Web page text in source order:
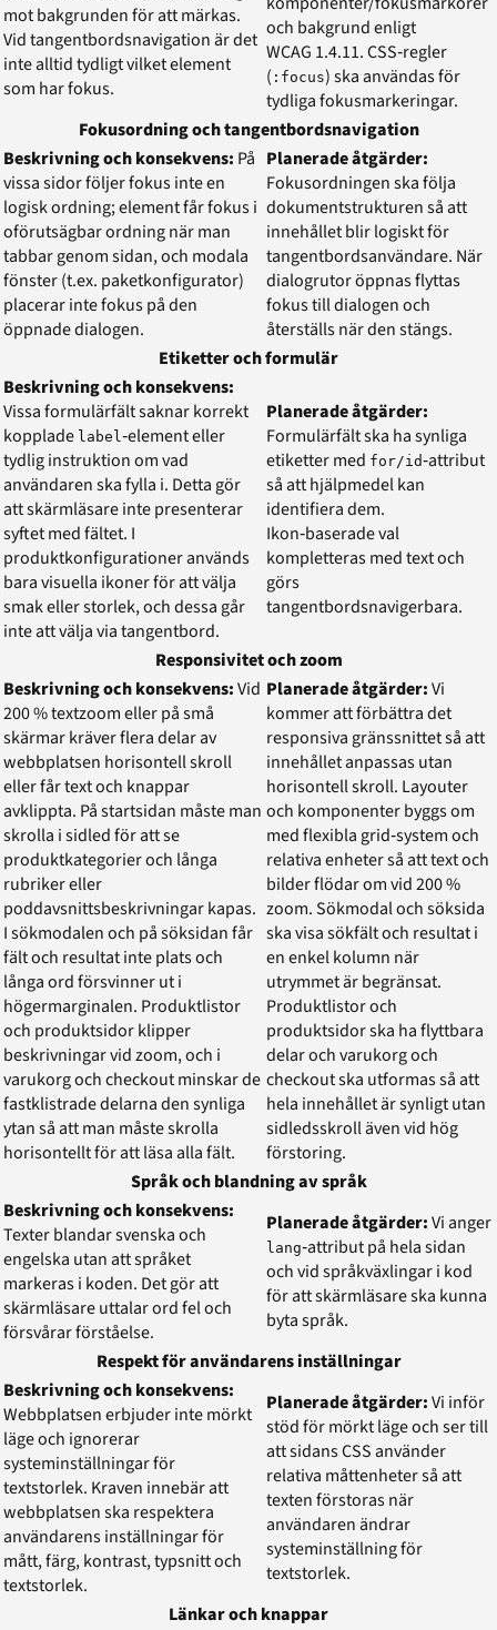
mot bakgrunden för att märkas.
Vid tangentbordsnavigation är det
inte alltid tydligt vilket element
som har fokus.
och bakgrund enligt
WCAG 1.4.11. CSS‑regler
( :focus) ska användas för
tydliga fokusmarkeringar.
Fokusordning och tangentbordsnavigation
Beskrivning och konsekvens: På
vissa sidor följer fokus inte en
logisk ordning; element får fokus i
oförutsägbar ordning när man
tabbar genom sidan, och modala
fönster (t.ex. paketkonfigurator)
placerar inte fokus på den
öppnade dialogen.
Planerade åtgärder:
Fokusordningen ska följa
dokumentstrukturen så att
innehållet blir logiskt för
tangentbordsanvändare. När
dialogrutor öppnas flyttas
fokus till dialogen och
återställs när den stängs.
Etiketter och formulär
Beskrivning och konsekvens:
Vissa formulärfält saknar korrekt
kopplade label‑element eller
tydlig instruktion om vad
användaren ska fylla i. Detta gör
att skärmläsare inte presenterar
syftet med fältet. I
produktkonfigurationer används
bara visuella ikoner för att välja
smak eller storlek, och dessa går
inte att välja via tangentbord.
Planerade åtgärder:
Formulärfält ska ha synliga
etiketter med for/id‑attribut
så att hjälpmedel kan
identifiera dem.
Ikon‑baserade val
kompletteras med text och
görs
tangentbordsnavigerbara.
Responsivitet och zoom
Beskrivning och konsekvens:Vid
200 % textzoom eller på små
skärmar kräver flera delar av
webbplatsen horisontell skroll
eller får text och knappar
avklippta. På startsidan måste man
skrolla i sidled för att se
produktkategorier och långa
rubriker eller
poddavsnittsbeskrivningar kapas.
I sökmodalen och på söksidan får
fält och resultat inte plats och
långa ord försvinner ut i
högermarginalen. Produktlistor
och produktsidor klipper
beskrivningar vid zoom, och i
varukorg och checkout minskar de
fastklistrade delarna den synliga
ytan så att man måste skrolla
horisontellt för att läsa alla fält.
Planerade åtgärder:Vi
kommer att förbättra det
responsiva gränssnittet så att
innehållet anpassas utan
horisontell skroll. Layouter
och komponenter byggs om
med flexibla grid‑system och
relativa enheter så att text och
bilder flödar om vid 200 %
zoom. Sökmodal och söksida
ska visa sökfält och resultat i
en enkel kolumn när
utrymmet är begränsat.
Produktlistor och
produktsidor ska ha flyttbara
delar och varukorg och
checkout ska utformas så att
hela innehållet är synligt utan
sidledsskroll även vid hög
förstoring.
Språk och blandning av språk
Beskrivning och konsekvens:
Texter blandar svenska och
engelska utan att språket
markeras i koden. Det gör att
skärmläsare uttalar ord fel och
försvårar förståelse.
Planerade åtgärder:Vi anger
lang‑attribut på hela sidan
och vid språkväxlingar i kod
för att skärmläsare ska kunna
byta språk.
Respekt för användarens inställningar
Beskrivning och konsekvens:
Webbplatsen erbjuder inte mörkt
läge och ignorerar
systeminställningar för
textstorlek. Kraven innebär att
webbplatsen ska respektera
användarens inställningar för
mått, färg, kontrast, typsnitt och
textstorlek.
Planerade åtgärder:Vi inför
stöd för mörkt läge och ser till
att sidans CSS använder
relativa måttenheter så att
texten förstoras när
användaren ändrar
systeminställning för
textstorlek.
Länkar och knappar